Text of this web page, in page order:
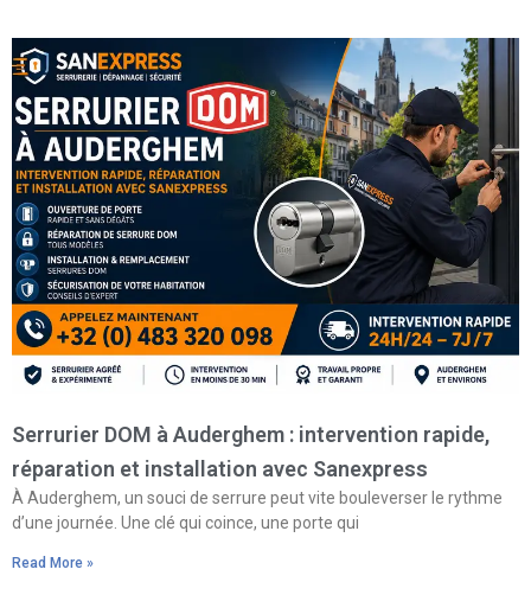
Serrurier DOM à Auderghem : intervention rapide,
réparation et installation avec Sanexpress
À Auderghem, un souci de serrure peut vite bouleverser le rythme
d’une journée. Une clé qui coince, une porte qui
Read More »